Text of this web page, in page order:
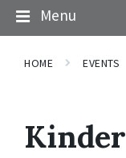
Menu
HOME EVENTS
Kinder